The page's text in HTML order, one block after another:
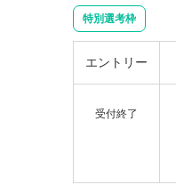
特別選考枠
エントリー
受付終了